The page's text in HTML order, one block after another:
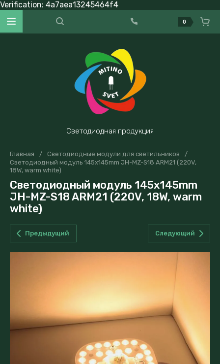
Verification: 4a7aea13245464f4
Светодиодная продукция
0
Главная / Светодиодные модули для светильников
/
Светодиодный модуль 145x145mm JH-MZ-S18 ARM21 (220V,
18W, warm white)
Светодиодный модуль 145x145mm
JH-MZ-S18 ARM21 (220V, 18W, warm
white)
Предыдущий Следующий